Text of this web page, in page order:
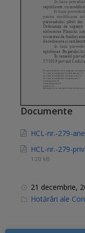
Documente
HCL-nr.-279-
HCL-nr.-279-
120 kB
21 decembrie,
C
Hotărâri ale